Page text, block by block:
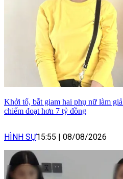
Khởi tố, bắt giam hai phụ nữ làm
chiếm đoạt hơn 7 tỷ đồng
HÌNH SỰ15:55 | 08/08/2026